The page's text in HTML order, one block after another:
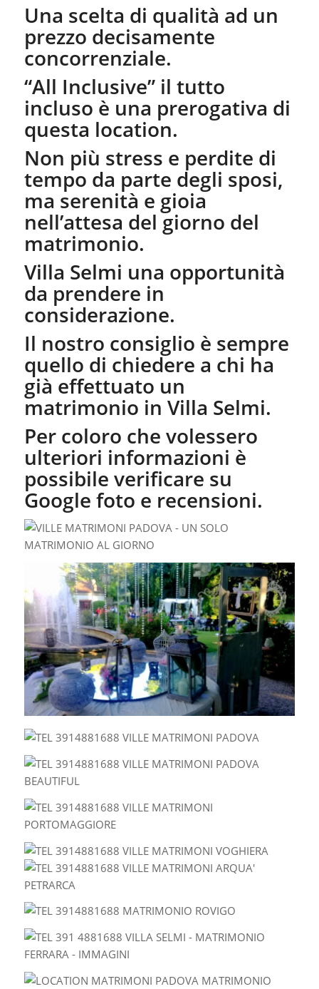
Una scelta di qualità ad un
prezzo decisamente
concorrenziale.
“All Inclusive” il tutto
incluso è una prerogativa di
questa location.
Non più stress e perdite di
tempo da parte degli sposi,
ma serenità e gioia
nell’attesa del giorno del
matrimonio.
Villa Selmi una opportunità
da prendere in
considerazione.
Il nostro consiglio è sempre
quello di chiedere a chi ha
già effettuato un
matrimonio in Villa Selmi.
Per coloro che volessero
ulteriori informazioni è
possibile verificare su
Google foto e recensioni.